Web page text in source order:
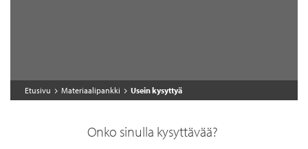
Etusivu Materiaalipankki Usein kysyttyä
Onko sinulla kysyttävää?